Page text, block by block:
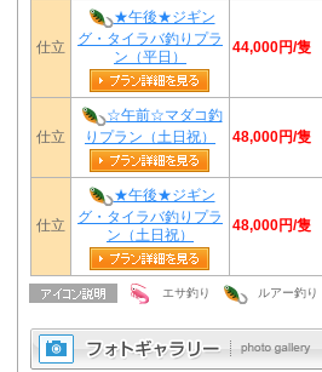
仕立
★午後★ジギン
グ・タイラバ釣りプラ
ン（平日）
44,000円/隻
仕立
☆午前☆マダコ釣
りプラン（土日祝）
48,000円/隻
仕立
★午後★ジギン
グ・タイラバ釣りプラ
ン（土日祝）
48,000円/隻
エサ釣り ルアー釣り